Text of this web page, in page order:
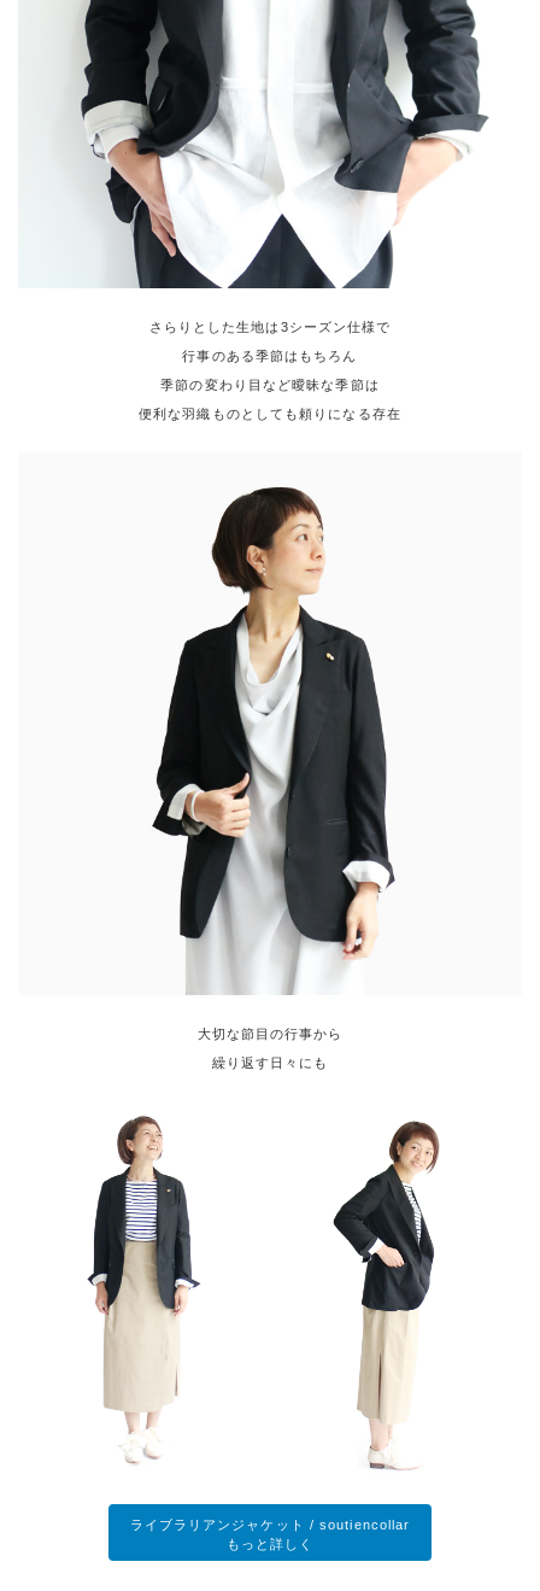
さらりとした生地は3シーズン仕様で
行事のある季節はもちろん
季節の変わり目など曖昧な季節は
便利な羽織ものとしても頼りになる存在
大切な節目の行事から
繰り返す日々にも
ライブラリアンジャケット / soutiencollar
もっと詳しく